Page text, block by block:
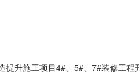
升施工项目4#、5#、7#装修工程